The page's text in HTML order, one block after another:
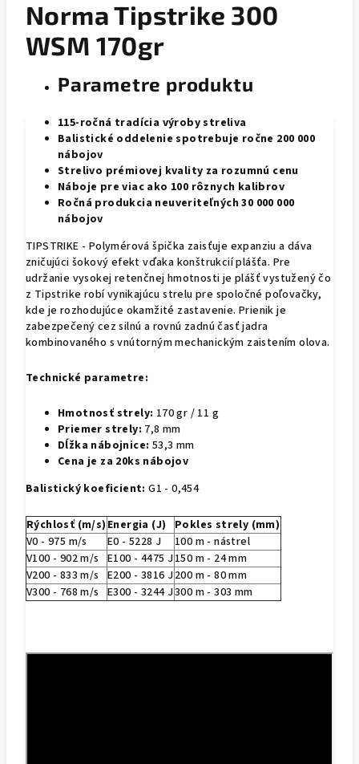
Norma Tipstrike 300
WSM 170gr
Parametre produktu
115-ročná tradícia výroby streliva
Balistické oddelenie spotrebuje ročne 200 000
nábojov
Strelivo prémiovej kvality za rozumnú cenu
Náboje pre viac ako 100 rôznych kalibrov
Ročná produkcia neuveriteľných 30 000 000
nábojov
TIPSTRIKE - Polymérová špička zaisťuje expanziu a dáva
zničujúci šokový efekt vďaka konštrukcií plášťa. Pre
udržanie vysokej retenčnej hmotnosti je plášť vystužený čo
z Tipstrike robí vynikajúcu strelu pre spoločné poľovačky,
kde je rozhodujúce okamžité zastavenie. Prienik je
zabezpečený cez silnú a rovnú zadnú časť jadra
kombinovaného s vnútorným mechanickým zaistením olova.
Technické parametre:
Hmotnosť strely: 170 gr / 11 g
Priemer strely: 7,8 mm
Dĺžka nábojnice: 53,3 mm
Cena je za 20ks nábojov
Balistický koeficient:G1 - 0,454
Rýchlosť (m/s) Energia (J)
Pokles strely (mm)
V0 - 975 m/s
E0 - 5228 J
100 m - nástrel
V100 - 902 m/s E100 - 4475 J150 m - 24mm
V200 - 833 m/s E200 - 3816 J200 m - 80mm
V300 - 768 m/s E300 - 3244 J300 m -303 mm